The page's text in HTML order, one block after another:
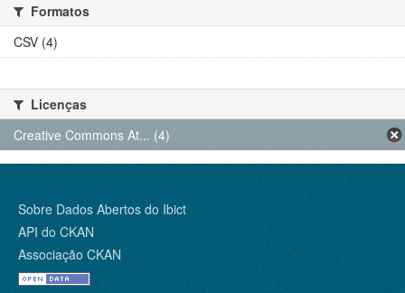
Formatos
CSV (4)
Licenças
Creative Commons At... (4)
Sobre Dados Abertos do Ibict
API do CKAN
Associação CKAN